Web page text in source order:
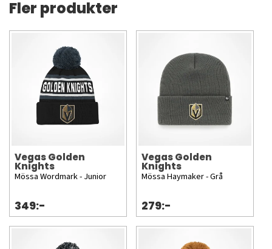
Fler produkter
Vegas Golden
Knights
Mössa Wordmark - Junior
349:-
Vegas Golden
Knights
Mössa Haymaker - Grå
279:-